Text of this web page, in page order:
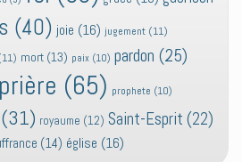
(40) joie (16) jugement (11)
mort (13) paix (10) pardon (25)
prière (65) prophete (10)
(31) royaume (12) Saint-Esprit (22)
(14) église (16)